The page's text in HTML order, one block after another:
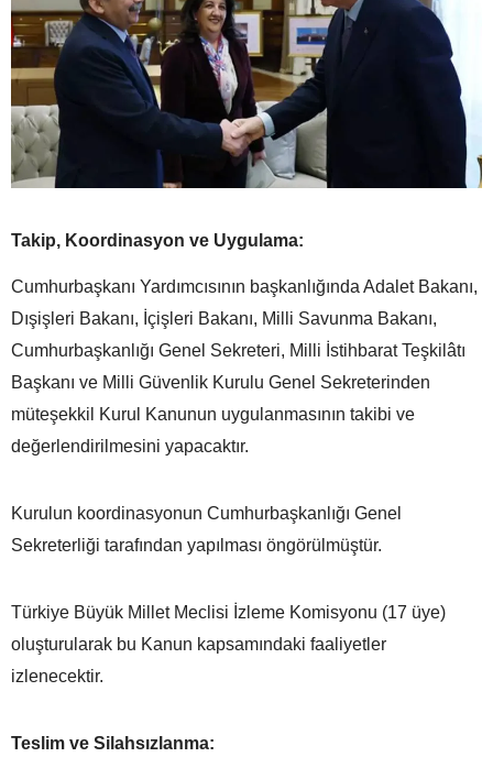
Takip, Koordinasyon ve Uygulama:
Cumhurbaşkanı Yardımcısının başkanlığında Adalet Bakanı,
Dışişleri Bakanı, İçişleri Bakanı, Milli Savunma Bakanı,
Cumhurbaşkanlığı Genel Sekreteri, Milli İstihbarat Teşkilâtı
Başkanı ve Milli Güvenlik Kurulu Genel Sekreterinden
müteşekkil Kurul Kanunun uygulanmasının takibi ve
değerlendirilmesini yapacaktır.
Kurulun koordinasyonun Cumhurbaşkanlığı Genel
Sekreterliği tarafından yapılması öngörülmüştür.
Türkiye Büyük Millet Meclisi İzleme Komisyonu (17 üye)
oluşturularak bu Kanun kapsamındaki faaliyetler
izlenecektir.
Teslim ve Silahsızlanma: